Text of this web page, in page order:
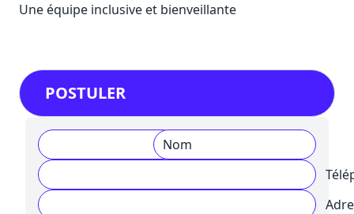
Une équipe inclusive et bienveillante
POSTULER
Prénom
Nom